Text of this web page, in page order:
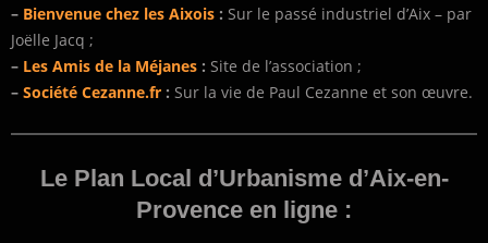
– Bienvenue chez les Aixois : Sur le passé industriel d’Aix – par
Joëlle Jacq ;
– Les Amis de la Méjanes : Site de l’association ;
– Société Cezanne.fr : Sur la vie de Paul Cezanne et son œuvre.
Le Plan Local d’Urbanisme d’Aix-en-
Provence en ligne :